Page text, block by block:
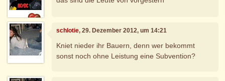
schlotie, 29. Dezember 2012, um 14:21
Kniet nieder ihr Bauern, denn wer bekommt
sonst noch ohne Leistung eine Subvention?